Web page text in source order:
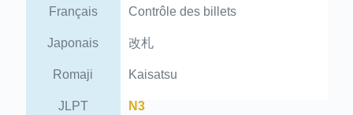
Français Contrôle des billets
Japonais 改札
Romaji Kaisatsu
JLPT N3